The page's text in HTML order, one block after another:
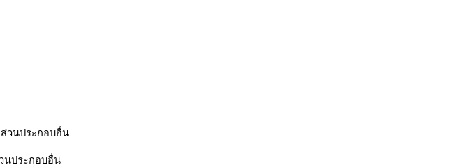
วนประกอบอื่น
นประกอบอื่น